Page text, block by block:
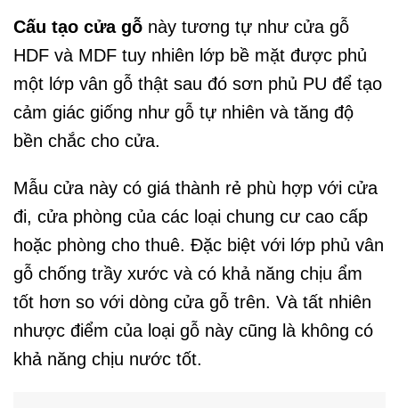
Cấu tạo cửa gỗ này tương tự như cửa gỗ
HDF và MDF tuy nhiên lớp bề mặt được phủ
một lớp vân gỗ thật sau đó sơn phủ PU để tạo
cảm giác giống như gỗ tự nhiên và tăng độ
bền chắc cho cửa.
Mẫu cửa này có giá thành rẻ phù hợp với cửa
đi, cửa phòng của các loại chung cư cao cấp
hoặc phòng cho thuê. Đặc biệt với lớp phủ vân
gỗ chống trầy xước và có khả năng chịu ẩm
tốt hơn so với dòng cửa gỗ trên. Và tất nhiên
nhược điểm của loại gỗ này cũng là không có
khả năng chịu nước tốt.